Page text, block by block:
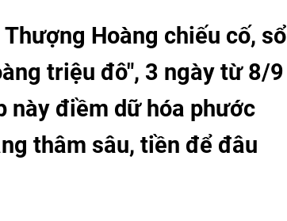
Hoàng chiếu cố, sổ
triệu đô", 3 ngày từ 8/9
này điềm dữ hóa phước
thâm sâu, tiền để đâu